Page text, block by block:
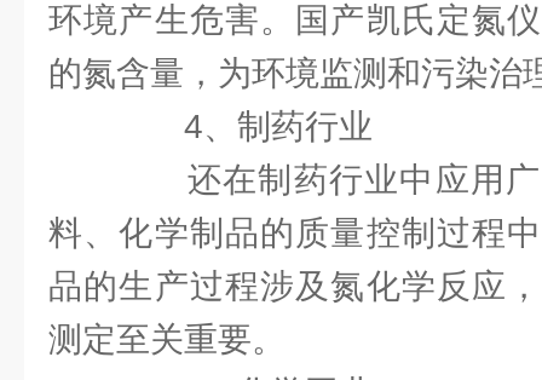
环境产生危害。国产凯氏定氮
的氮含量，为环境监测和污染治
4、制药行业
还在制药行业中应用广
料、化学制品的质量控制过程
品的生产过程涉及氮化学反应
测定至关重要。